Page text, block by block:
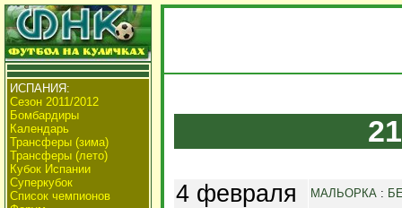
ИСПАНИЯ:
Сезон 2011/2012
Бомбардиры
Календарь
Трансферы (зима)
Трансферы (лето)
Кубок Испании
Суперкубок
Список чемпионов
4 февраля МАЛЬОРКА :